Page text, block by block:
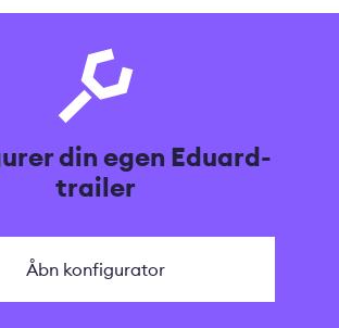
din egen Eduard-
trailer
Åbn konfigurator